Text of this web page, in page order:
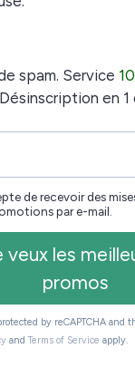
plus
liseuse !
3500 lecteurs
chaque mois
promos +
choisir et
Pas de